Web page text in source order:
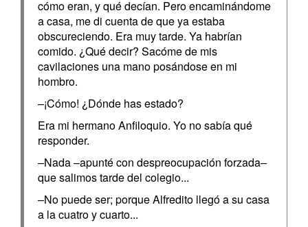
cómo eran, y qué decían. Pero encaminándome
a casa, me di cuenta de que ya estaba
obscureciendo. Era muy tarde. Ya habrían
comido. ¿Qué decir? Sacóme de mis
cavilaciones una mano posándose en mi
hombro.
–¡Cómo! ¿Dónde has estado?
Era mi hermano Anfiloquio. Yo no sabía qué
responder.
–Nada –apunté con despreocupación forzada–
que salimos tarde del colegio...
–No puede ser; porque Alfredito llegó a su casa
a la cuatro y cuarto...